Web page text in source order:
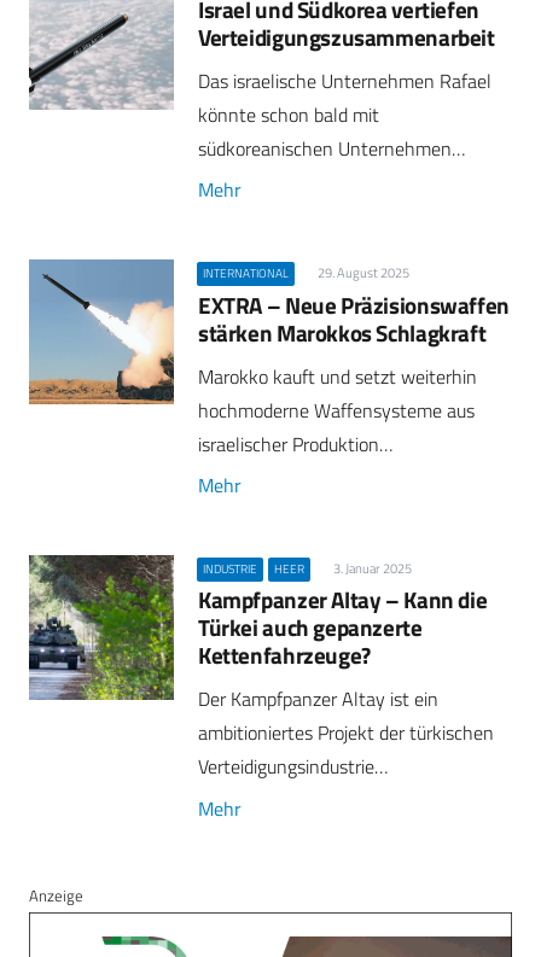
Israel und Südkorea vertiefen
Verteidigungszusammenarbeit
Das israelische Unternehmen Rafael
könnte schon bald mit
südkoreanischen Unternehmen…
Mehr
INTERNATIONAL 29. August 2025
EXTRA – Neue Präzisionswaffen
stärken Marokkos Schlagkraft
Marokko kauft und setzt weiterhin
hochmoderne Waffensysteme aus
israelischer Produktion…
Mehr
INDUSTRIE HEER 3. Januar 2025
Kampfpanzer Altay – Kann die
Türkei auch gepanzerte
Kettenfahrzeuge?
Der Kampfpanzer Altay ist ein
ambitioniertes Projekt der türkischen
Verteidigungsindustrie…
Mehr
Anzeige